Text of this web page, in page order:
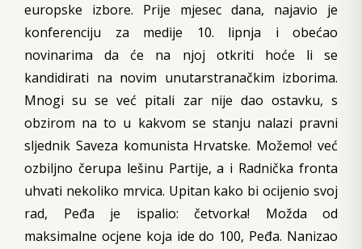
europske izbore. Prije mjesec dana, najavio je
konferenciju za medije 10. lipnja i obećao
novinarima da će na njoj otkriti hoće li se
kandidirati na novim unutarstranačkim izborima.
Mnogi su se već pitali zar nije dao ostavku, s
obzirom na to u kakvom se stanju nalazi pravni
sljednik Saveza komunista Hrvatske. Možemo! već
ozbiljno čerupa lešinu Partije, a i Radnička fronta
uhvati nekoliko mrvica. Upitan kako bi ocijenio svoj
rad, Peđa je ispalio: četvorka! Možda od
maksimalne ocjene koja ide do 100, Peđa. Nanizao